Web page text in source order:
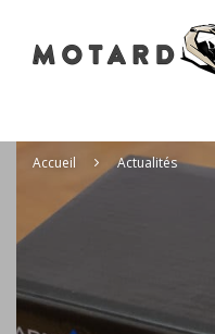
Accueil Actualités